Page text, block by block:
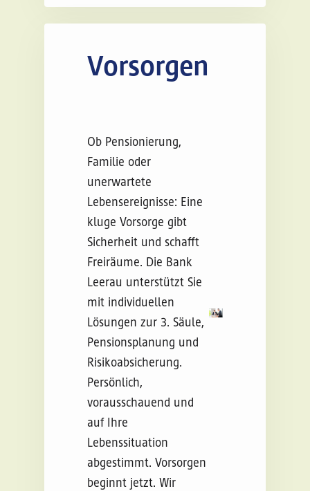
Vorsorgen
Ob Pensionierung,
Familie oder
unerwartete
Lebensereignisse: Eine
kluge Vorsorge gibt
Sicherheit und schafft
Freiräume. Die Bank
Leerau unterstützt Sie
mit individuellen
Lösungen zur 3. Säule,
Pensionsplanung und
Risikoabsicherung.
Persönlich,
vorausschauend und
auf Ihre
Lebenssituation
abgestimmt. Vorsorgen
beginnt jetzt. Wir